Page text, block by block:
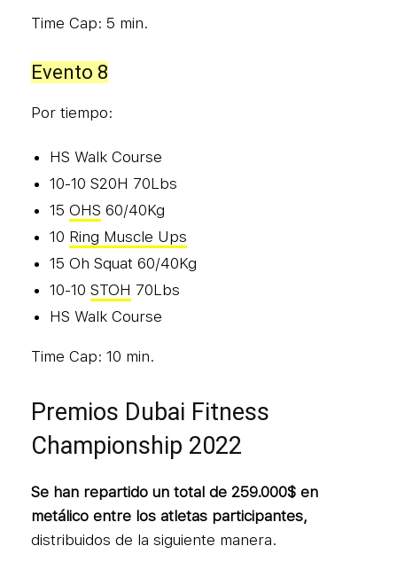
Time Cap: 5 min.
Evento 8
Por tiempo:
HS Walk Course
10-10 S20H 70Lbs
15 OHS 60/40Kg
10 Ring Muscle Ups
15 Oh Squat 60/40Kg
10-10 STOH 70Lbs
HS Walk Course
Time Cap: 10 min.
Premios Dubai Fitness
Championship 2022
Se han repartido un total de 259.000$ en
metálico entre los atletas participantes,
distribuidos de la siguiente manera.